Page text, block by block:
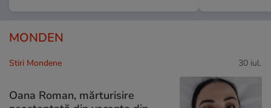
MONDEN
Stiri Mondene 30 iul.
Oana Roman, mărturisire